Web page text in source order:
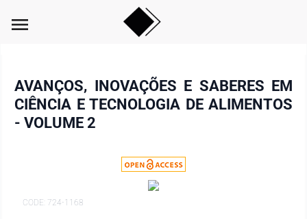
menu
AVANÇOS, INOVAÇÕES E SABERES EM
CIÊNCIA E TECNOLOGIA DE ALIMENTOS
- VOLUME 2
CODE: 724-1168